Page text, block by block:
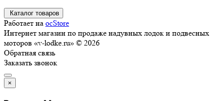
Каталог товаров
Работает на ocStore
Интернет магазин по продаже надувных лодок и подвесных
моторов «v-lodke.ru» © 2026
Обратная связь
Заказать звонок
×